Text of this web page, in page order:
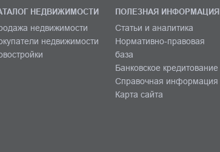
НЕДВИЖИМОСТИ
недвижимости
недвижимости
ПОЛЕЗНАЯ ИНФОРМАЦИЯ
Статьи и аналитика
Нормативно-правовая
база
Банковское кредитование
Справочная информация
Карта сайта